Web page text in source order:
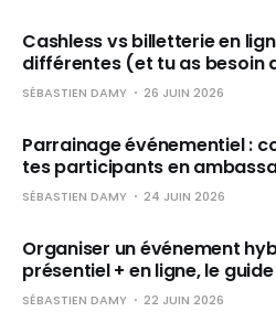
Cashless vs billetterie en
différentes (et tu as besoin
SÉBASTIEN DAMY 26 JUIN 2026
Parrainage événementiel :
tes participants en
SÉBASTIEN DAMY 24 JUIN 2026
Organiser un événement
présentiel + en ligne, le
SÉBASTIEN DAMY 22 JUIN 2026